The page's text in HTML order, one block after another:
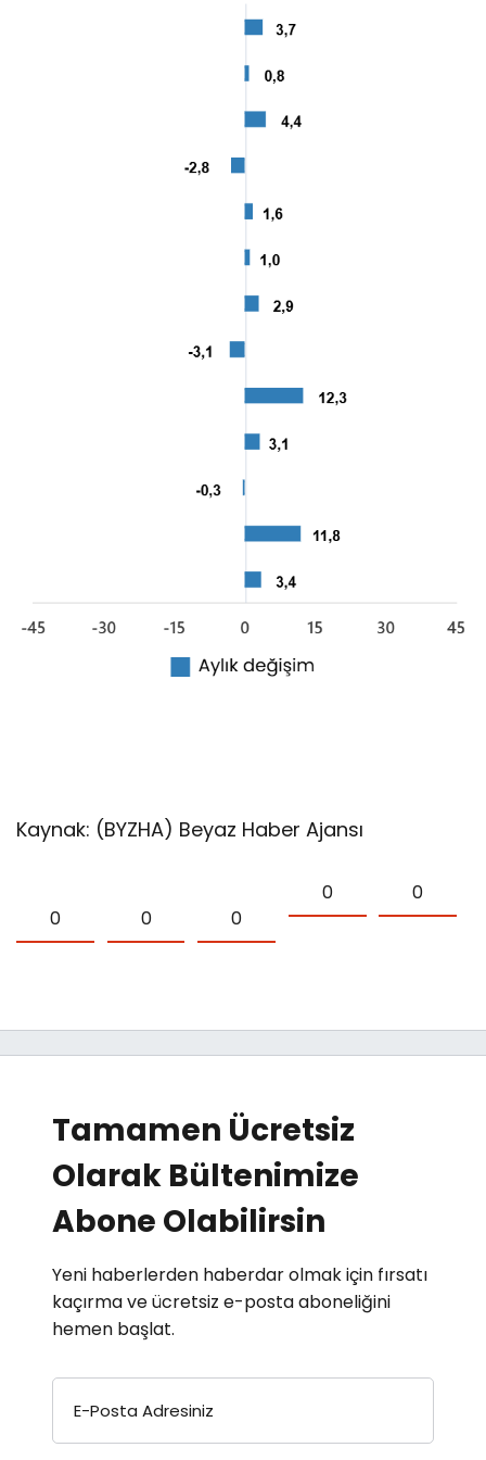
Kaynak: (BYZHA) Beyaz Haber Ajansı
0 0 0
0 0
Tamamen Ücretsiz
Olarak Bültenimize
Abone Olabilirsin
Yeni haberlerden haberdar olmak için fırsatı
kaçırma ve ücretsiz e-posta aboneliğini
hemen başlat.
E-Posta Adresiniz